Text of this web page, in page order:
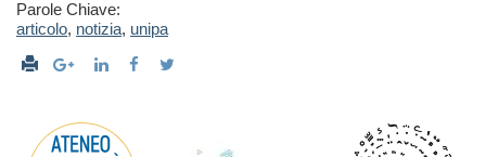
Parole Chiave:
articolo, notizia, unipa